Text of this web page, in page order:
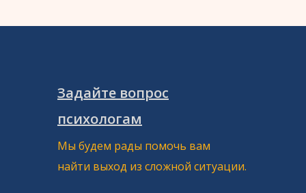
Задайте вопрос
психологам
Мы будем рады помочь вам
найти выход из сложной ситуации.